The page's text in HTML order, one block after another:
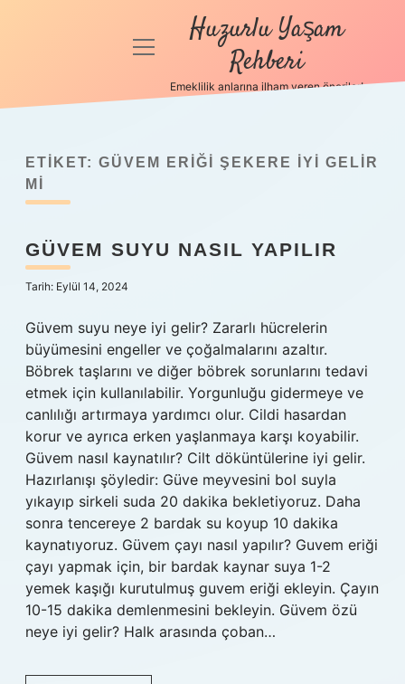
Anasayfa
Politikası
Yasal Uyarı
Hakkımızda
menüyü
Huzurlu Yaşam
Rehberi
Emeklilik anlarına ilham veren öneriler!
ETIKET: GÜVEM ERIĞI ŞEKERE IYI GELIR
MI
GÜVEM SUYU NASIL YAPILIR
Tarih: Eylül 14, 2024
Güvem suyu neye iyi gelir? Zararlı hücrelerin
büyümesini engeller ve çoğalmalarını azaltır.
Böbrek taşlarını ve diğer böbrek sorunlarını tedavi
etmek için kullanılabilir. Yorgunluğu gidermeye ve
canlılığı artırmaya yardımcı olur. Cildi hasardan
korur ve ayrıca erken yaşlanmaya karşı koyabilir.
Güvem nasıl kaynatılır? Cilt döküntülerine iyi gelir.
Hazırlanışı şöyledir: Güve meyvesini bol suyla
yıkayıp sirkeli suda 20 dakika bekletiyoruz. Daha
sonra tencereye 2 bardak su koyup 10 dakika
kaynatıyoruz. Güvem çayı nasıl yapılır? Guvem eriği
çayı yapmak için, bir bardak kaynar suya 1-2
yemek kaşığı kurutulmuş guvem eriği ekleyin. Çayın
10-15 dakika demlenmesini bekleyin. Güvem özü
neye iyi gelir? Halk arasında çoban…